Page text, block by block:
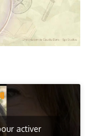
activer